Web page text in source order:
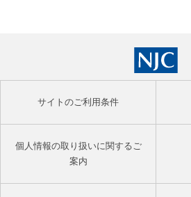
サイトのご利用条件
個人情報の取り扱いに関するご
案内